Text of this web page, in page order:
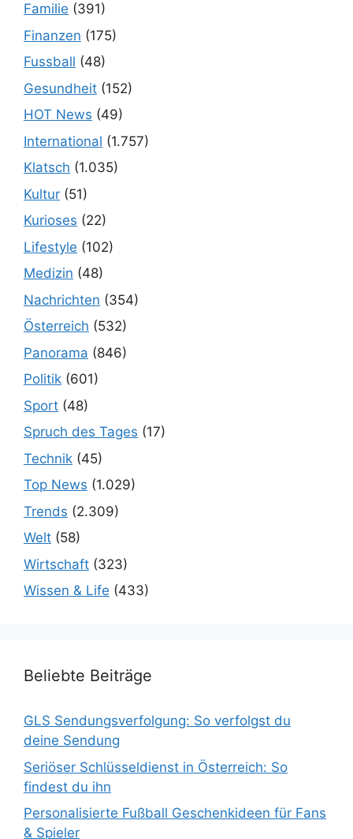
Familie (391)
Finanzen (175)
Fussball (48)
Gesundheit (152)
HOT News (49)
International (1.757)
Klatsch (1.035)
Kultur (51)
Kurioses (22)
Lifestyle (102)
Medizin (48)
Nachrichten (354)
Österreich (532)
Panorama (846)
Politik (601)
Sport (48)
Spruch des Tages (17)
Technik (45)
Top News (1.029)
Trends (2.309)
Welt (58)
Wirtschaft (323)
Wissen & Life (433)
Beliebte Beiträge
GLS Sendungsverfolgung: So verfolgst du
deine Sendung
Seriöser Schlüsseldienst in Österreich: So
findest du ihn
Personalisierte Fußball Geschenkideen für Fans
& Spieler